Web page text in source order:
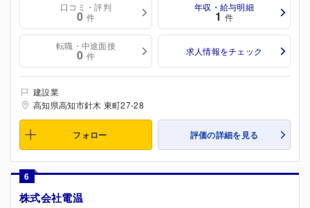
口コミ・評判
0 件
年収・給与明細
1 件
転職・中途面接
0 件 求人情報をチェック
建設業
高知県高知市針木 東町27-28
フォロー 評価の詳細を見る
6
株式会社電温